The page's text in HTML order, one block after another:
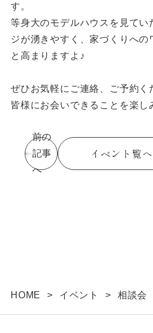
す。
等身大のモデルハウスを見てい
ジが湧きやすく、家づくりへの
と高まりますよ♪
ぜひお気軽にご連絡、ご予約く
皆様にお会いできることを楽し
前の
記事
へ
イベント覧
HOME > イベント > 相談会
家づくり無料相談会開催 7/9(